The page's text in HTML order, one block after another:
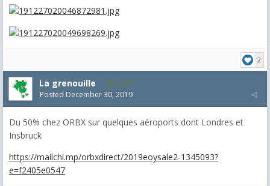
2
La grenouille 3,271
Posted December 30, 2019
Du 50% chez ORBX sur quelques aéroports dont Londres et
Insbruck
https://mailchi.mp/orbxdirect/2019eoysale2-1345093?
e=f2405e0547